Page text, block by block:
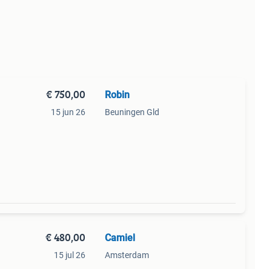
€ 750,00
15 jun 26
Robin
Beuningen Gld
€ 480,00
15 jul 26
Camiel
Amsterdam